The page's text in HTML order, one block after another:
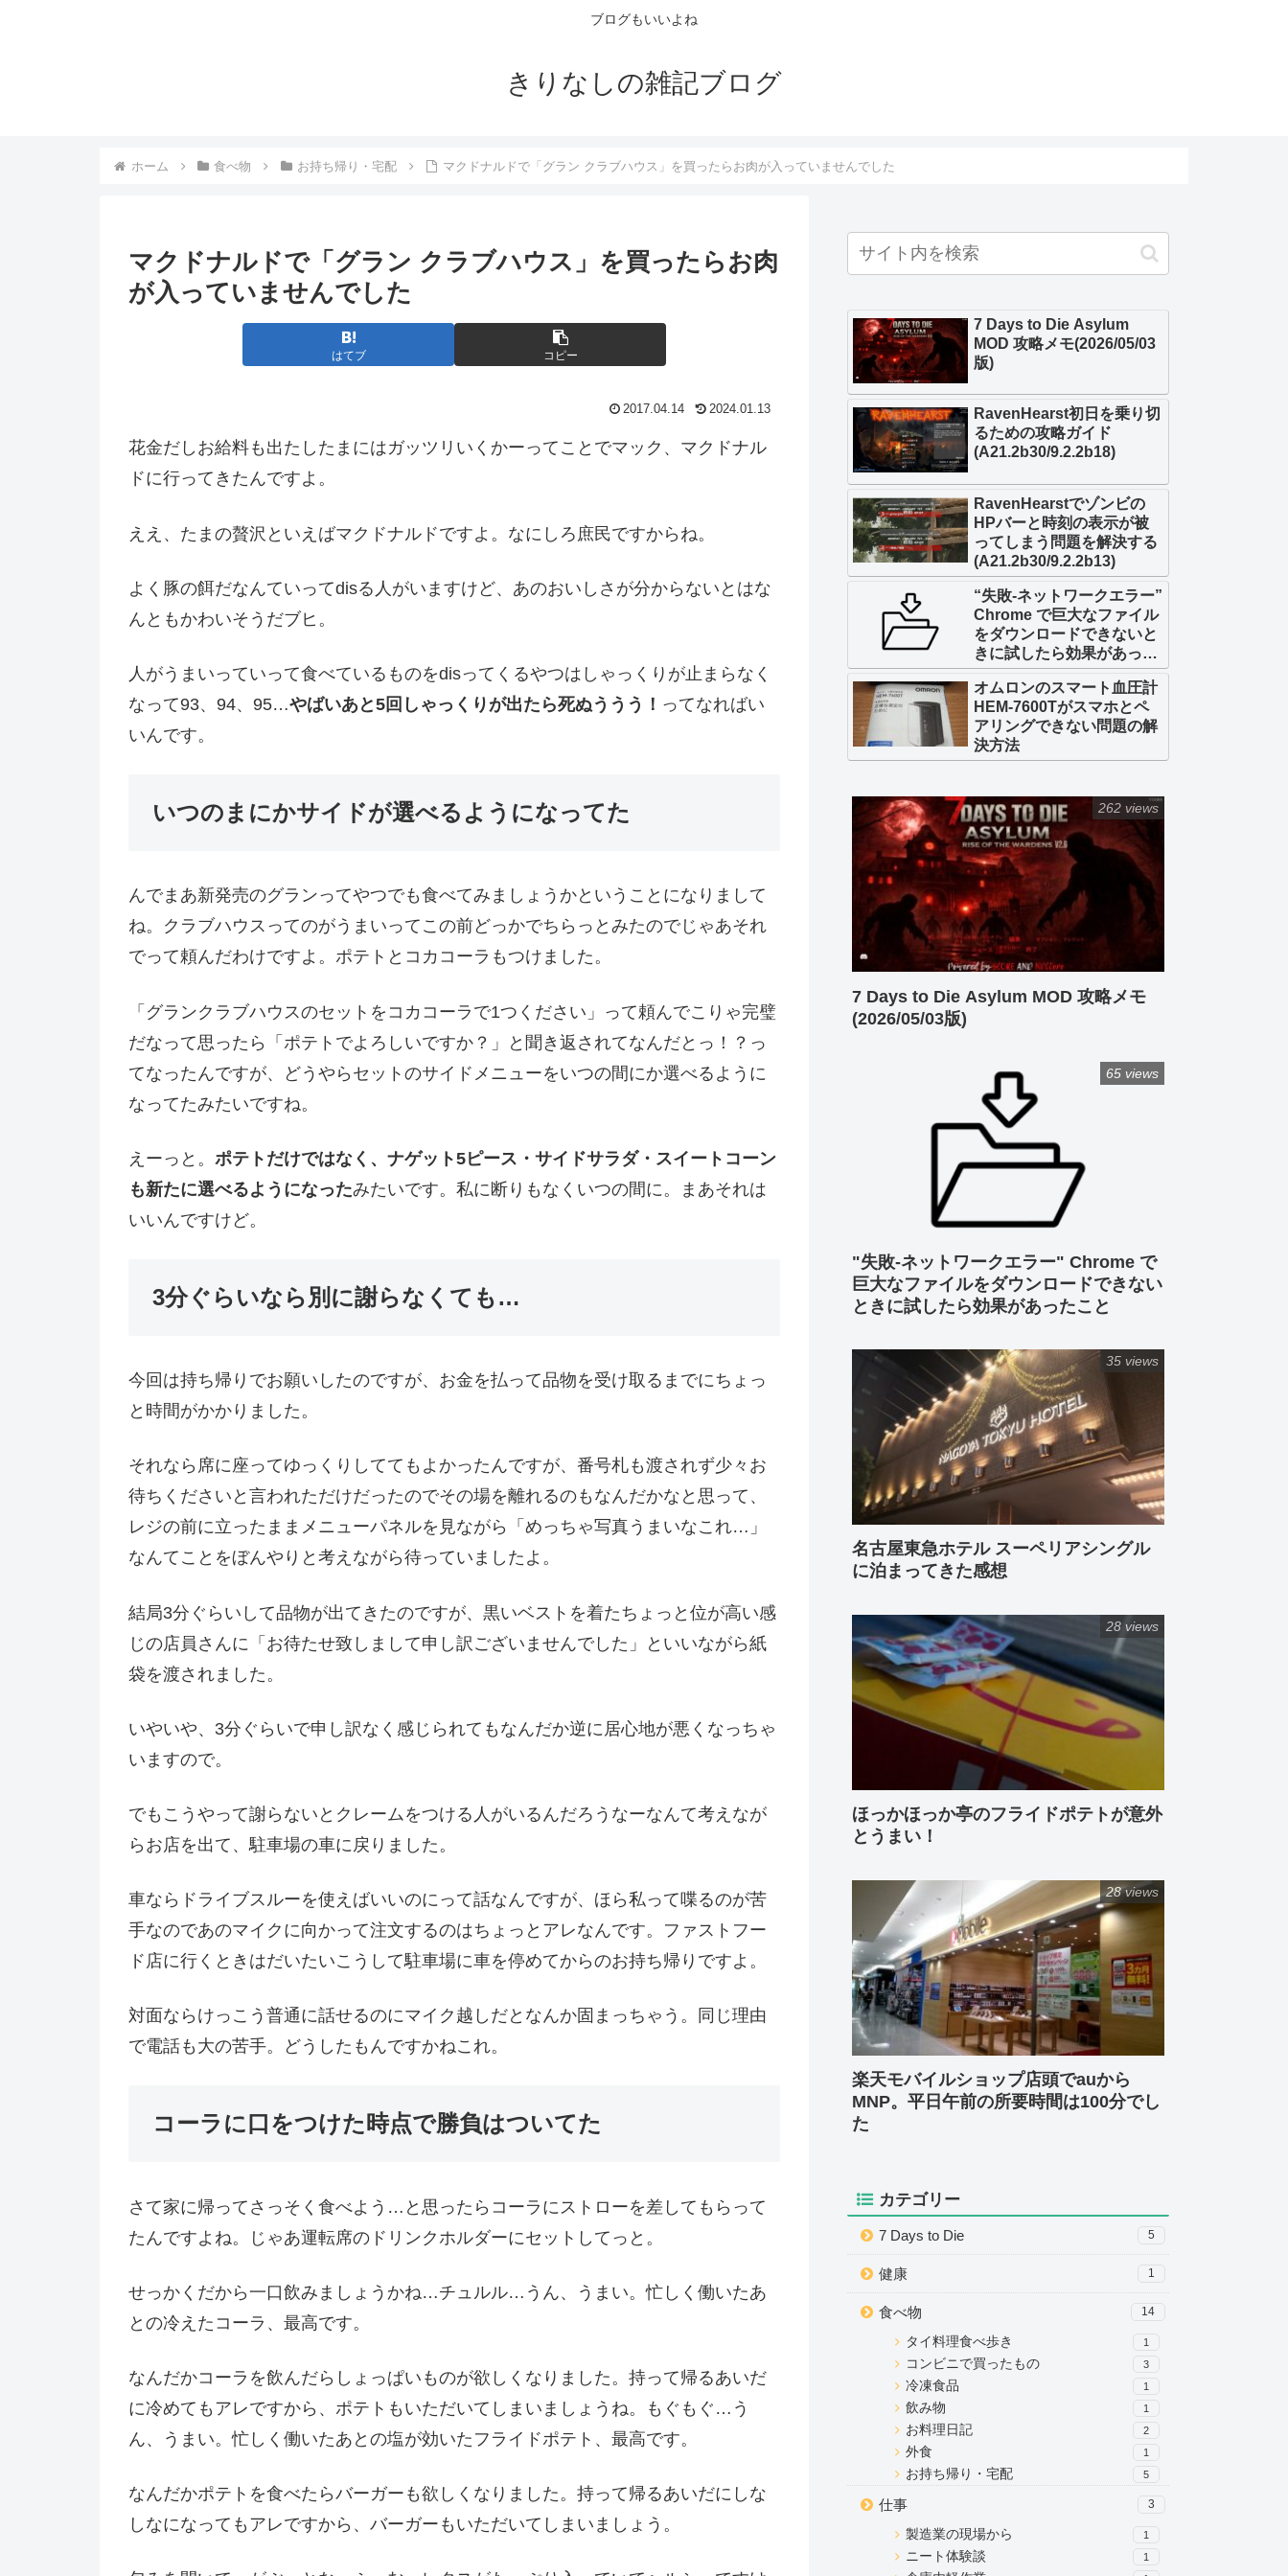
ブログもいいよね
きりなしの雑記ブログ
ホーム 食べ物 お持ち帰り・宅配 マクドナルドで「グラン クラブハウス」を買ったらお肉が入っていませんでした
マクドナルドで「グラン クラブハウス」を買ったらお肉
が入っていませんでした
はてブ コピー
2017.04.14 2024.01.13
花金だしお給料も出たしたまにはガッツリいくかーってことでマック、マクドナル
ドに行ってきたんですよ。
ええ、たまの贅沢といえばマクドナルドですよ。なにしろ庶民ですからね。
よく豚の餌だなんていってdisる人がいますけど、あのおいしさが分からないとはな
んともかわいそうだブヒ。
人がうまいっていって食べているものをdisってくるやつはしゃっくりが止まらなく
なって93、94、95…やばいあと5回しゃっくりが出たら死ぬううう！ ってなればい
いんです。
いつのまにかサイドが選べるようになってた
んでまあ新発売のグランってやつでも食べてみましょうかということになりまして
ね。クラブハウスってのがうまいってこの前どっかでちらっとみたのでじゃあそれ
でって頼んだわけですよ。ポテトとコカコーラもつけました。
「グランクラブハウスのセットをコカコーラで1つください」って頼んでこりゃ完璧
だなって思ったら「ポテトでよろしいですか？」と聞き返されてなんだとっ！？っ
てなったんですが、どうやらセットのサイドメニューをいつの間にか選べるように
なってたみたいですね。
えーっと。 ポテトだけではなく、ナゲット5ピース・サイドサラダ・スイートコーン
も新たに選べるようになったみたいです。私に断りもなくいつの間に。まあそれは
いいんですけど。
3分ぐらいなら別に謝らなくても…
今回は持ち帰りでお願いしたのですが、お金を払って品物を受け取るまでにちょっ
と時間がかかりました。
それなら席に座ってゆっくりしててもよかったんですが、番号札も渡されず少々お
待ちくださいと言われただけだったのでその場を離れるのもなんだかなと思って、
レジの前に立ったままメニューパネルを見ながら「めっちゃ写真うまいなこれ…」
なんてことをぼんやりと考えながら待っていましたよ。
結局3分ぐらいして品物が出てきたのですが、黒いベストを着たちょっと位が高い感
じの店員さんに「お待たせ致しまして申し訳ございませんでした」といいながら紙
袋を渡されました。
いやいや、3分ぐらいで申し訳なく感じられてもなんだか逆に居心地が悪くなっちゃ
いますので。
でもこうやって謝らないとクレームをつける人がいるんだろうなーなんて考えなが
らお店を出て、駐車場の車に戻りました。
車ならドライブスルーを使えばいいのにって話なんですが、ほら私って喋るのが苦
手なのであのマイクに向かって注文するのはちょっとアレなんです。ファストフー
ド店に行くときはだいたいこうして駐車場に車を停めてからのお持ち帰りですよ。
対面ならけっこう普通に話せるのにマイク越しだとなんか固まっちゃう。同じ理由
で電話も大の苦手。どうしたもんですかねこれ。
コーラに口をつけた時点で勝負はついてた
さて家に帰ってさっそく食べよう…と思ったらコーラにストローを差してもらって
たんですよね。じゃあ運転席のドリンクホルダーにセットしてっと。
せっかくだから一口飲みましょうかね…チュルル…うん、うまい。忙しく働いたあ
との冷えたコーラ、最高です。
なんだかコーラを飲んだらしょっぱいものが欲しくなりました。持って帰るあいだ
に冷めてもアレですから、ポテトもいただいてしまいましょうね。もぐもぐ…う
ん、うまい。忙しく働いたあとの塩が効いたフライドポテト、最高です。
なんだかポテトを食べたらバーガーも欲しくなりました。持って帰るあいだにしな
しなになってもアレですから、バーガーもいただいてしまいましょう。
7 Days to Die Asylum
MOD 攻略メモ(2026/05/03
版)
RavenHearst初日を乗り切
るための攻略ガイド
(A21.2b30/9.2.2b18)
RavenHearstでゾンビの
HPバーと時刻の表示が被
ってしまう問題を解決する
(A21.2b30/9.2.2b13)
“失敗-ネットワークエラー”
Chrome で巨大なファイル
をダウンロードできないと
きに試したら効果があった
こと
オムロンのスマート血圧計
HEM-7600Tがスマホとペ
アリングできない問題の解
決方法
7 Days to Die Asylum MOD 攻略メモ
(2026/05/03版)
262 views
"失敗-ネットワークエラー" Chrome で
巨大なファイルをダウンロードできない
ときに試したら効果があったこと
65 views
名古屋東急ホテル スーペリアシングル
に泊まってきた感想
35 views
ほっかほっか亭のフライドポテトが意外
とうまい！
28 views
楽天モバイルショップ店頭でauから
MNP。平日午前の所要時間は100分でし
た
28 views
カテゴリー
7 Days to Die 5
健康 1
食べ物 14
タイ料理食べ歩き 1
コンビニで買ったもの 3
冷凍食品 1
飲み物 1
お料理日記 2
外食 1
お持ち帰り・宅配 5
仕事 3
製造業の現場から 1
ニート体験談 1